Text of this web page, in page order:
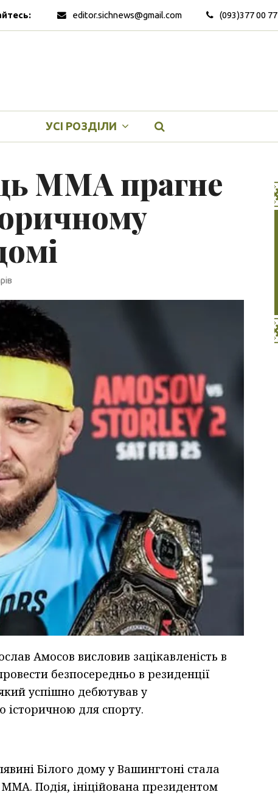
editor.sichnews@gmail.com (093)377 00 77
УСІ РОЗДІЛИ
MMA прагне
Амосов висловив зацікавленість в
безпосередньо в резиденції
успішно дебютував у
історичною для спорту.
Білого дому у Вашингтоні стала
Подія, ініційована президентом